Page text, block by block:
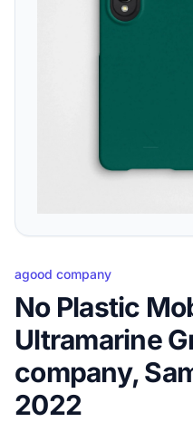
agood company
No Plastic
Ultramarine
company,
2022